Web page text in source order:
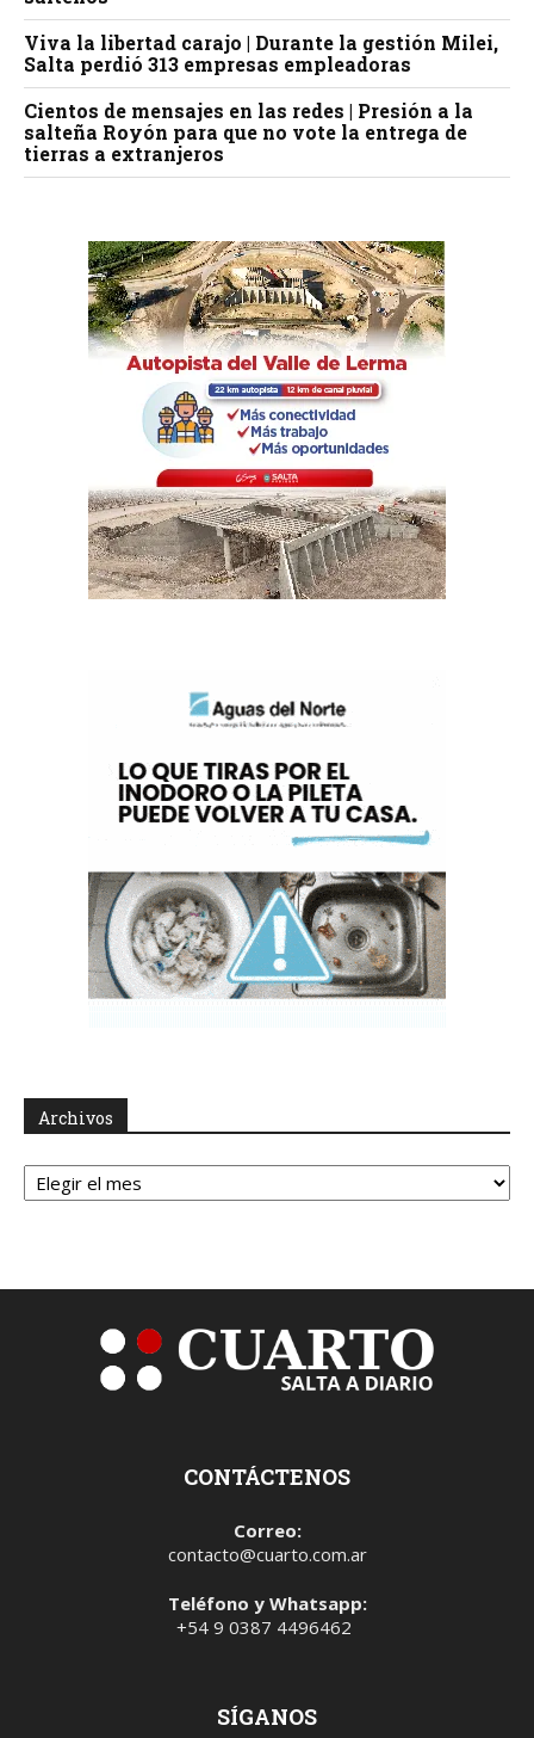
Viva la libertad carajo | Durante la gestión Milei,
Salta perdió 313 empresas empleadoras
Cientos de mensajes en las redes | Presión a la
salteña Royón para que no vote la entrega de
tierras a extranjeros
Archivos
Archivos
CONTÁCTENOS
Correo:
contacto@cuarto.com.ar
Teléfono y Whatsapp:
+54 9 0387 4496462
SÍGANOS